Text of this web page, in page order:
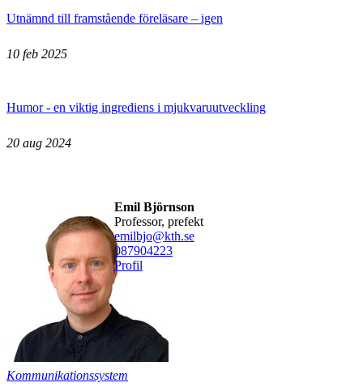
Utnämnd till framstående föreläsare – igen
10 feb 2025
Humor - en viktig ingrediens i mjukvaruutveckling
20 aug 2024
Emil Björnson
professor, prefekt
emilbjo@kth.se
087904223
Profil
Kommunikationssystem